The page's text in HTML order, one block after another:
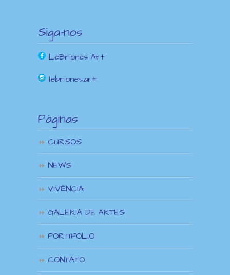
Siga-nos
LeBriones Art
lebriones.art
Páginas
CURSOS
NEWS
VIVÊNCIA
GALERIA DE ARTES
PORTIFÓLIO
CONTATO